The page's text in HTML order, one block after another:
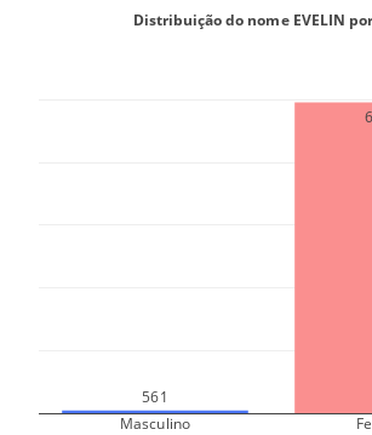
561
Masculino
Distribuição do nome EVELIN